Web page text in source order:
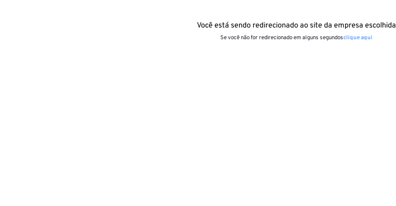
Você está sendo redirecionado ao site da empresa escolhida
Se você não for redirecionado em alguns segundosclique aqui